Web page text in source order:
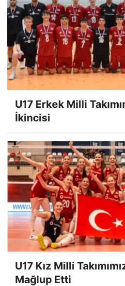
U17 Erkek Milli
İkincisi
U17 Kız Milli
Mağlup Etti